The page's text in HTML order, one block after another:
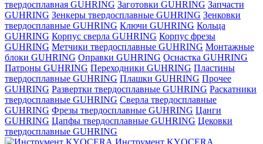
твердосплавная GUHRING Заготовки GUHRING Запчасти
GUHRING Зенкеры твердосплавные GUHRING Зенковки
твердосплавные GUHRING Ключи GUHRING Кольца
GUHRING Корпус сверла GUHRING Корпус фрезы
GUHRING Метчики твердосплавные GUHRING Монтажные
блоки GUHRING Оправки GUHRING Оснастка GUHRING
Патроны GUHRING Переходники GUHRING Пластины
твердосплавные GUHRING Плашки GUHRING Прочее
GUHRING Развертки твердосплавные GUHRING Раскатники
твердосплавные GUHRING Сверла твердосплавные
GUHRING Фрезы твердосплавные GUHRING Цанги
GUHRING Цапфы твердосплавные GUHRING Цековки
твердосплавные GUHRING